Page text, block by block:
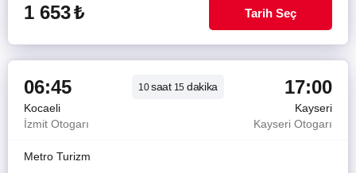
1 653₺ Tarih Seç
06:45 10saat15 dakika 17:00
Kocaeli
Kayseri
İzmit Otogarı
Kayseri Otogarı
Metro Turizm